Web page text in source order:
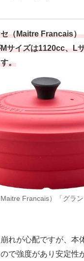
（Maitre Francais）
サイズは1120cc、L
。
Francais）「グラ
れが心配ですが、本
で強度があり安定性